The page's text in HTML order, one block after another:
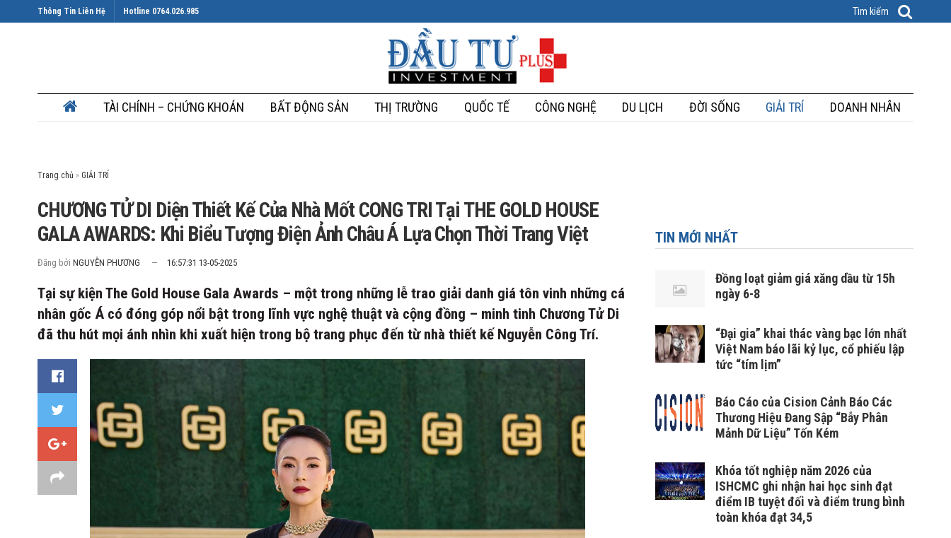
Thông Tin Liên Hệ Hotline 0764.026.985
TÀI CHÍNH – CHỨNG KHOÁN BẤT ĐỘNG SẢN THỊ TRƯỜNG QUỐC TẾ CÔNG NGHỆ DU LỊCH ĐỜI SỐNG GIẢI TRÍ DOANH NHÂN
Trang chủ »
CHƯƠNG TỬ DI Diện Thiết Kế Của Nhà Mốt CONG TRI Tại THE GOLD HOUSE
GALA AWARDS: Khi Biểu Tượng Điện Ảnh Châu Á Lựa Chọn Thời Trang Việt
Đăng bởi NGUYỄN PHƯƠNG 16:57:31 13-05-2025
Tại sự kiện The Gold House Gala Awards – một trong những lễ trao giải danh giá tôn vinh những cá
nhân gốc Á có đóng góp nổi bật trong lĩnh vực nghệ thuật và cộng đồng – minh tinh Chương Tử Di
đã thu hút mọi ánh nhìn khi xuất hiện trong bộ trang phục đến từ nhà thiết kế Nguyễn Công Trí.
TIN MỚI NHẤT
Đồng loạt giảm giá xăng dầu từ 15h
ngày 6-8
“Đại gia” khai thác vàng bạc lớn nhất
Việt Nam báo lãi kỷ lục, cổ phiếu lập
tức “tím lịm”
Báo Cáo của Cision Cảnh Báo Các
Thương Hiệu Đang Sập “Bẫy Phân
Mảnh Dữ Liệu” Tốn Kém
Khóa tốt nghiệp năm 2026 của
ISHCMC ghi nhận hai học sinh đạt
điểm IB tuyệt đối và điểm trung bình
toàn khóa đạt 34,5